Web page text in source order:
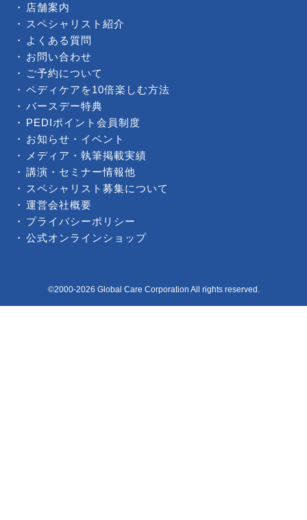
店舗案内
スペシャリスト紹介
よくある質問
お問い合わせ
ご予約について
ペディケアを10倍楽しむ方法
バースデー特典
PEDIポイント会員制度
お知らせ・イベント
メディア・執筆掲載実績
講演・セミナー情報他
スペシャリスト募集について
運営会社概要
プライバシーポリシー
公式オンラインショップ
©2000-2026 Global Care Corporation All rights reserved.